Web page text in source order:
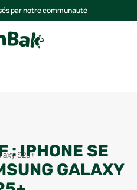
par notre communauté
S25+
:IPHONE SE
GALAXY